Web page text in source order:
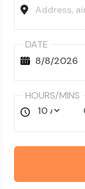
DATE
HOURS/MINS